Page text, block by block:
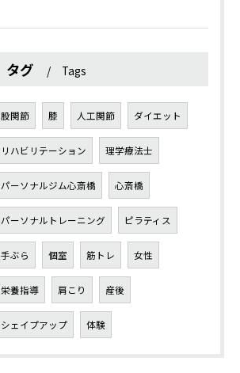
タグ Tags
股関節 膝 人工関節 ダイエット
リハビリテーション 理学療法士
パーソナルジム心斎橋 心斎橋
パーソナルトレーニング ピラティス
手ぶら 個室 筋トレ 女性
栄養指導 肩こり 産後
シェイプアップ 体験